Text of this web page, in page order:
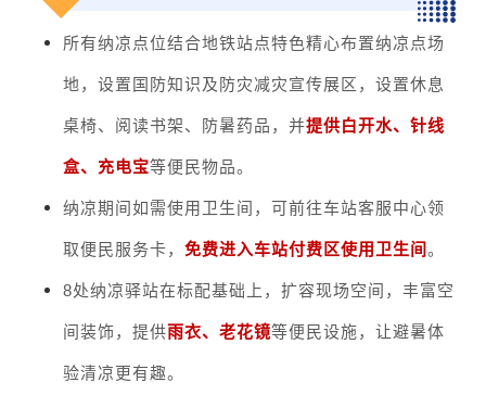
所有纳凉点位结合地铁站点特色精心布置纳凉点场
地，设置国防知识及防灾减灾宣传展区，设置休息
桌椅、阅读书架、防暑药品，并提供白开水、针线
盒、充电宝等便民物品。
纳凉期间如需使用卫生间，可前往车站客服中心领
取便民服务卡， 免费进入车站付费区使用卫生间。
8处纳凉驿站在标配基础上，扩容现场空间，丰富空
间装饰，提供雨衣、老花镜等便民设施，让避暑体
验清凉更有趣。